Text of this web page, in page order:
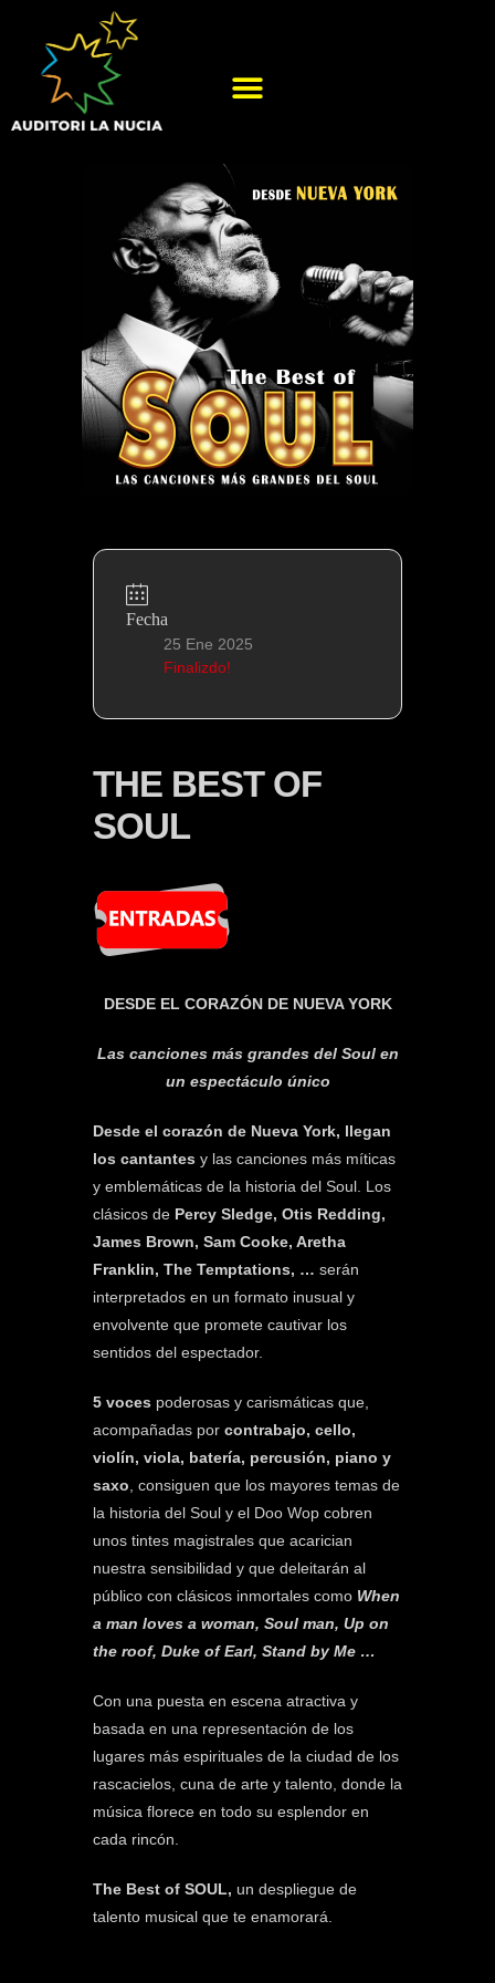
Fecha
25 Ene 2025
Finalizdo!
THE BEST OF
SOUL
DESDE EL CORAZÓN DE NUEVA YORK
Las canciones más grandes del Soul en
un espectáculo único
Desde el corazón de Nueva York, llegan
los cantantes y las canciones más míticas
y emblemáticas de la historia del Soul. Los
clásicos de Percy Sledge, Otis Redding,
James Brown, Sam Cooke, Aretha
Franklin, The Temptations, … serán
interpretados en un formato inusual y
envolvente que promete cautivar los
sentidos del espectador.
5 voces poderosas y carismáticas que,
acompañadas por contrabajo, cello,
violín, viola, batería, percusión, piano y
saxo , consiguen que los mayores temas de
la historia del Soul y el Doo Wop cobren
unos tintes magistrales que acarician
nuestra sensibilidad y que deleitarán al
público con clásicos inmortales como When
a man loves a woman, Soul man, Up on
the roof, Duke of Earl, Stand by Me …
Con una puesta en escena atractiva y
basada en una representación de los
lugares más espirituales de la ciudad de los
rascacielos, cuna de arte y talento, donde la
música florece en todo su esplendor en
cada rincón.
The Best of SOUL, un despliegue de
talento musical que te enamorará.